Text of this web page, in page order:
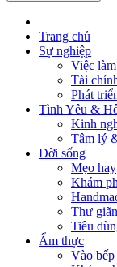
Trang chủ
Sự nghiệp
Việc
Tài
Phát
Tình Yêu &
Kinh
Tâm lý
Đời sống
Mẹo hay
Khám
Thư giãn
Tiêu
Ẩm thực
Vào bếp